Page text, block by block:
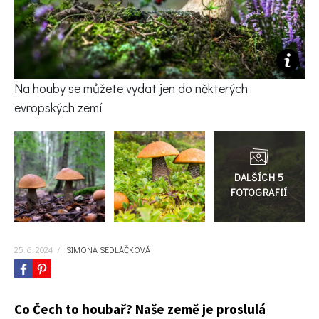
KVÍZY A TESTY
Na houby se můžete vydat jen do některých
evropských zemí
do
galerie
25. 6. 2024 / SIMONA SEDLÁČKOVÁ
Co Čech to houbař? Naše země je proslulá